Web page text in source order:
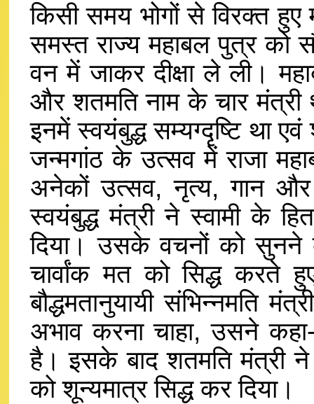
किसी समय भोगों से विरक्त हुए
समस्त राज्य महाबल पुत्र को
वन में जाकर दीक्षा ले ली।
और शतमति नाम के चार मंत्री थे
इनमें स्वयंबुद्ध सम्यग्दृष्टि था
जन्मगांठ के उत्सव में राजा
अनेकों उत्सव, नृत्य, गान और
स्वयंबुद्ध मंत्री ने स्वामी के
दिया। उसके वचनों को सुनने
चार्वांक मत को सिद्ध करते
बौद्धमतानुयायी संभिन्नमति
अभाव करना चाहा, उसने
है। इसके बाद शतमति मंत्री
को शून्यमात्र सिद्ध कर दिया।